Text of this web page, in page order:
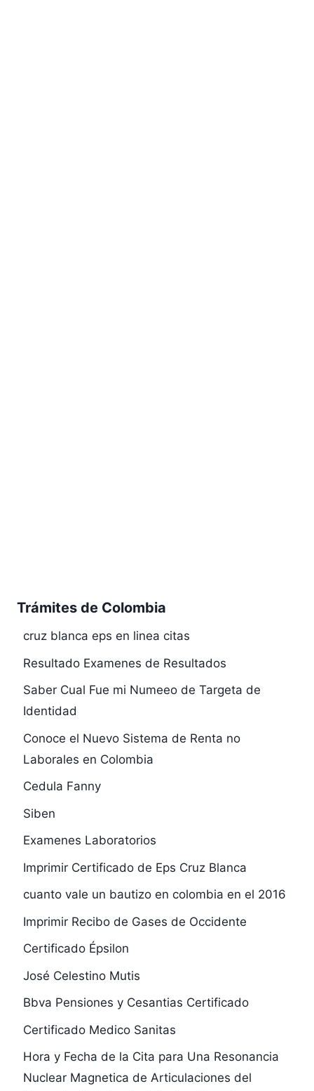
Trámites de Colombia
cruz blanca eps en linea citas
Resultado Examenes de Resultados
Saber Cual Fue mi Numeeo de Targeta de
Identidad
Conoce el Nuevo Sistema de Renta no
Laborales en Colombia
Cedula Fanny
Siben
Examenes Laboratorios
Imprimir Certificado de Eps Cruz Blanca
cuanto vale un bautizo en colombia en el 2016
Imprimir Recibo de Gases de Occidente
Certificado Épsilon
José Celestino Mutis
Bbva Pensiones y Cesantias Certificado
Certificado Medico Sanitas
Hora y Fecha de la Cita para Una Resonancia
Nuclear Magnetica de Articulaciones del